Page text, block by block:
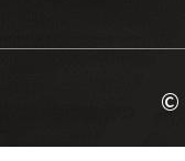
©